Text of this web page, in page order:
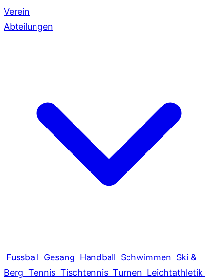
Verein
Abteilungen
Fussball Gesang Handball Schwimmen Ski &
Berg Tennis Tischtennis Turnen Leichtathletik